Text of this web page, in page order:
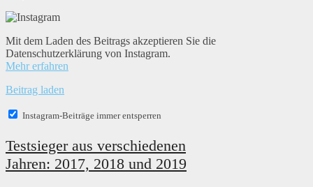
Mit dem Laden des Beitrags akzeptieren Sie die
Datenschutzerklärung von Instagram.
Mehr erfahren
Beitrag laden
Instagram-Beiträge immer entsperren
Testsieger aus verschiedenen
Jahren: 2017, 2018 und 2019